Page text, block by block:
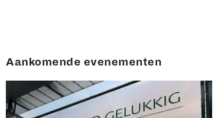
Aankomende evenementen